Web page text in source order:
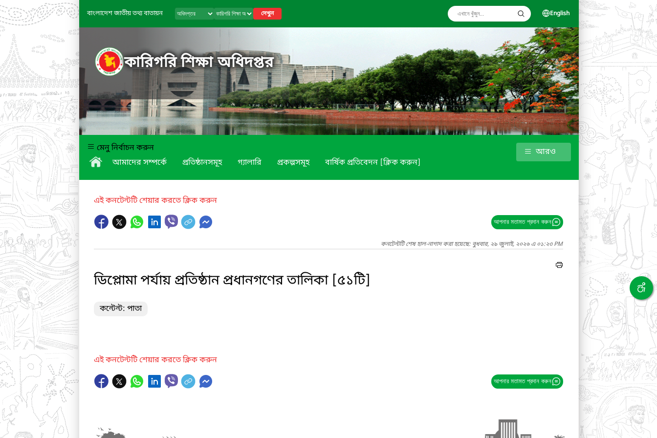
বাংলাদেশ জাতীয় তথ্য বাতায়ন দেখুন English
কারিগরি শিক্ষা অধিদপ্তর
মেনু নির্বাচন করুন
আমাদের সম্পর্কে
প্রতিষ্ঠানসমূহ গ্যালারি প্রকল্পসমূহ বার্ষিক প্রতিবেদন [ক্লিক করুন]
আরও
এই কনটেন্টটি শেয়ার করতে ক্লিক করুন
আপনার মতামত প্রদান করুন
কনটেন্টটি শেষ হাল-নাগাদ করা হয়েছে: বুধবার, ২৯ জুলাই, ২০২৬ এ ০১:২৩ PM
ডিপ্লোমা পর্যায় প্রতিষ্ঠান প্রধানগণের তালিকা [৫১টি]
কন্টেন্ট: পাতা
এই কনটেন্টটি শেয়ার করতে ক্লিক করুন
আপনার মতামত প্রদান করুন